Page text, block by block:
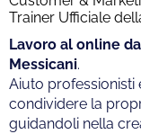
Trainer Ufficiale
Lavoro al online
Messicani.
Aiuto professionisti
condividere la
guidandoli nella